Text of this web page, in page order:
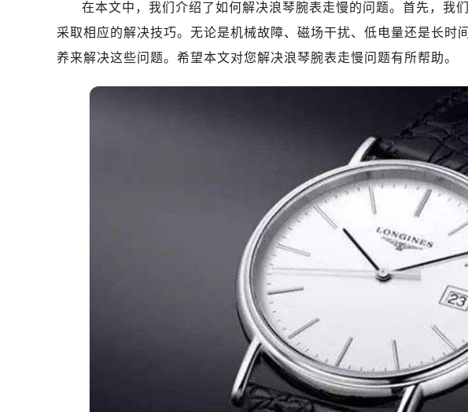
在本文中，我们介绍了如何解决浪琴腕表走慢的问题。首先，我
采取相应的解决技巧。无论是机械故障、磁场干扰、低电量还是长时
养来解决这些问题。希望本文对您解决浪琴腕表走慢问题有所帮助。